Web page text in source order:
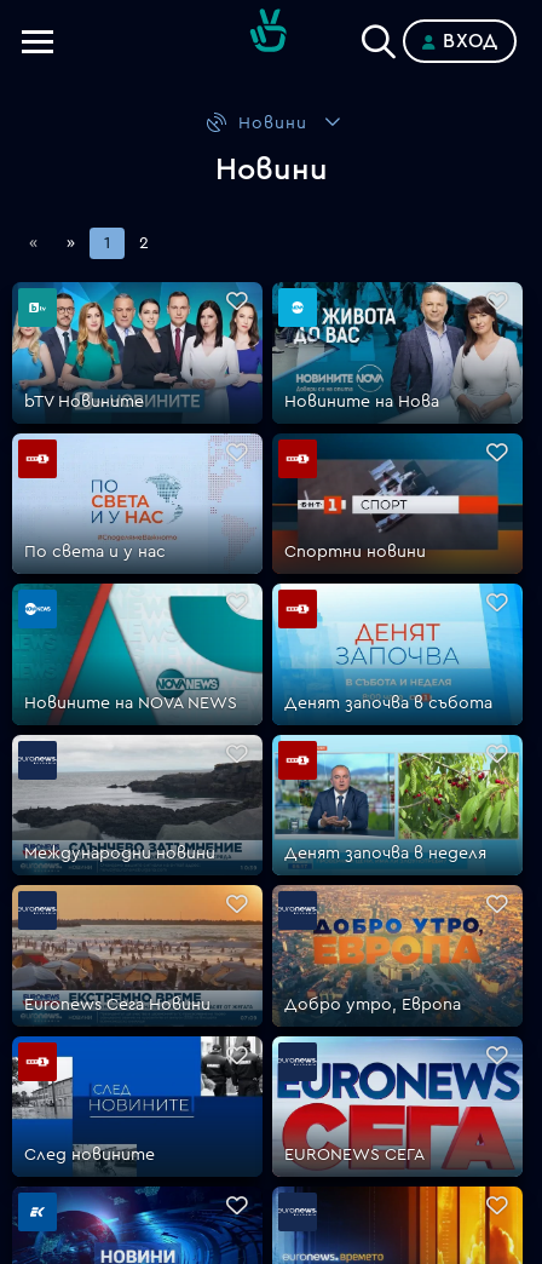
VOYO
ВХОД
Новини
Новини
« » 1 2
bTV Новините Новините на Нова
По света и у нас Спортни новини
Новините на NOVA NEWS Денят започва в събота
Международни новини Денят започва в неделя
Euronews Сега Новини Добро утро, Европа
След новините EURONEWS СЕГА